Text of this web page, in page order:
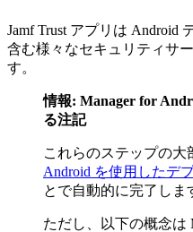
Jamf Trust アプリは Android
含む様々なセキュリティサ
す。
情報: Manager for
る注記
これらのステップの大
Android を使用したデ
とで自動的に完了しま
ただし、以下の概念は